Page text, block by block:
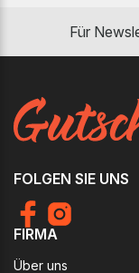
Für
FOLGEN SIE UNS
FIRMA
Über uns